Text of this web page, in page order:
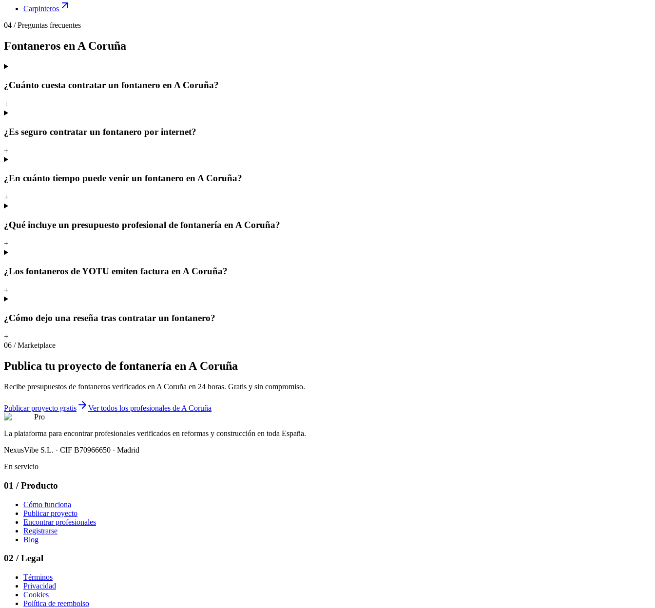
Carpinteros
04 /Preguntas frecuentes
Fontaneros en A Coruña
¿Cuánto cuesta contratar un fontanero en A Coruña?
+
¿Es seguro contratar un fontanero por internet?
+
¿En cuánto tiempo puede venir un fontanero en A Coruña?
+
¿Qué incluye un presupuesto profesional de fontanería en A Coruña?
+
¿Los fontaneros de YOTU emiten factura en A Coruña?
+
¿Cómo dejo una reseña tras contratar un fontanero?
+
06 /Marketplace
Publica tu proyecto de fontanería enA Coruña
Recibe presupuestos de fontaneros verificados en A Coruña en 24 horas. Gratis y sin compromiso.
Publicar proyecto gratis
Ver todos los profesionales de A Coruña
Pro
La plataforma para encontrar profesionales verificados en reformas y construcción en toda España.
NexusVibe S.L. · CIF B70966650 · Madrid
En servicio
01 / Producto
Cómo funciona
Publicar proyecto
Encontrar profesionales
Registrarse
Blog
02 / Legal
Términos
Privacidad
Cookies
Política de reembolso